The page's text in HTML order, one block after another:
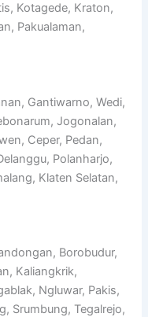
Kotagede, Kraton,
Pakualaman,
Gantiwarno, Wedi,
Jogonalan,
Ceper, Pedan,
Polanharjo,
Klaten Selatan,
Borobudur,
Kaliangkrik,
Ngluwar, Pakis,
Srumbung, Tegalrejo,